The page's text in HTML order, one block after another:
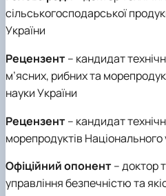
сільськогосподарської
України
Рецензент– кандидат
м’ясних, рибних та
науки України
Рецензент– кандидат
морепродуктів Національного
Офіційний опонент– доктор
управління безпечністю та